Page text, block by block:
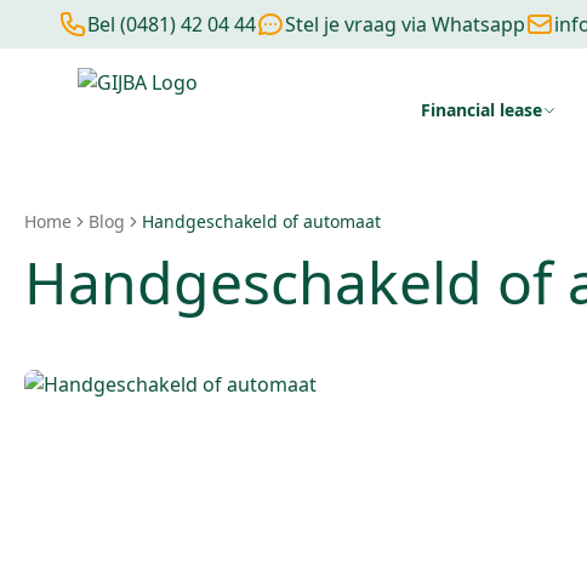
Bel (0481) 42 04 44 Stel je vraag via Whatsapp
Financial lease
Home Blog Handgeschakeld of automaat
Handgeschakeld of